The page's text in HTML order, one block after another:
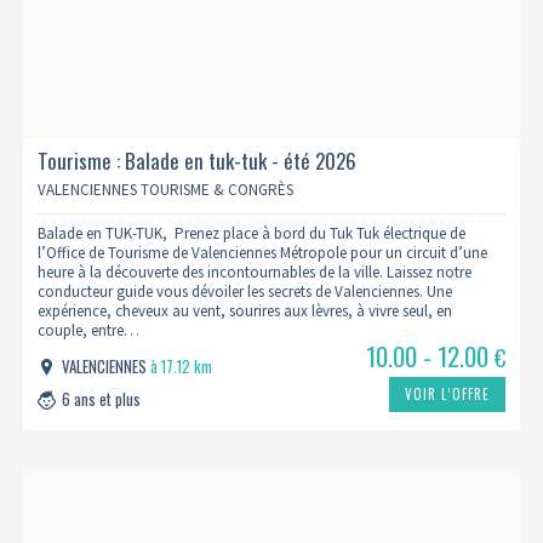
Tourisme : Balade en tuk-tuk - été 2026
VALENCIENNES TOURISME & CONGRÈS
Balade en TUK-TUK, Prenez place à bord du Tuk Tuk électrique de
l’Office de Tourisme de Valenciennes Métropole pour un circuit d’une
heure à la découverte des incontournables de la ville. Laissez notre
conducteur guide vous dévoiler les secrets de Valenciennes. Une
expérience, cheveux au vent, sourires aux lèvres, à vivre seul, en
couple, entre…
VALENCIENNESà 17.12 km
6 ans et plus
10.00 - 12.00€
VOIR L’OFFRE